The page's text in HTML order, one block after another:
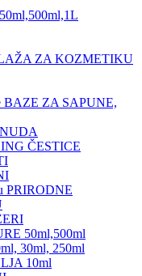
ZA KOZMETIKU
BAZE ZA SAPUNE,
ČESTICE
PRIRODNE
50ml,500ml
30ml, 250ml
10ml